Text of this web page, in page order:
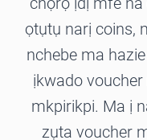
ọtụtụ narị coins,
nchebe ma
ịkwado voucher
mkpirikpi. Ma ị
zụta voucher